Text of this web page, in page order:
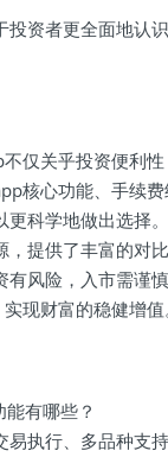
投资者更全面地认
仅关乎投资便利
核心功能、手续
更科学地做出选择
，提供了丰富的对
有风险，入市需谨
现财富的稳健增值
有哪些？
易执行、多品种支